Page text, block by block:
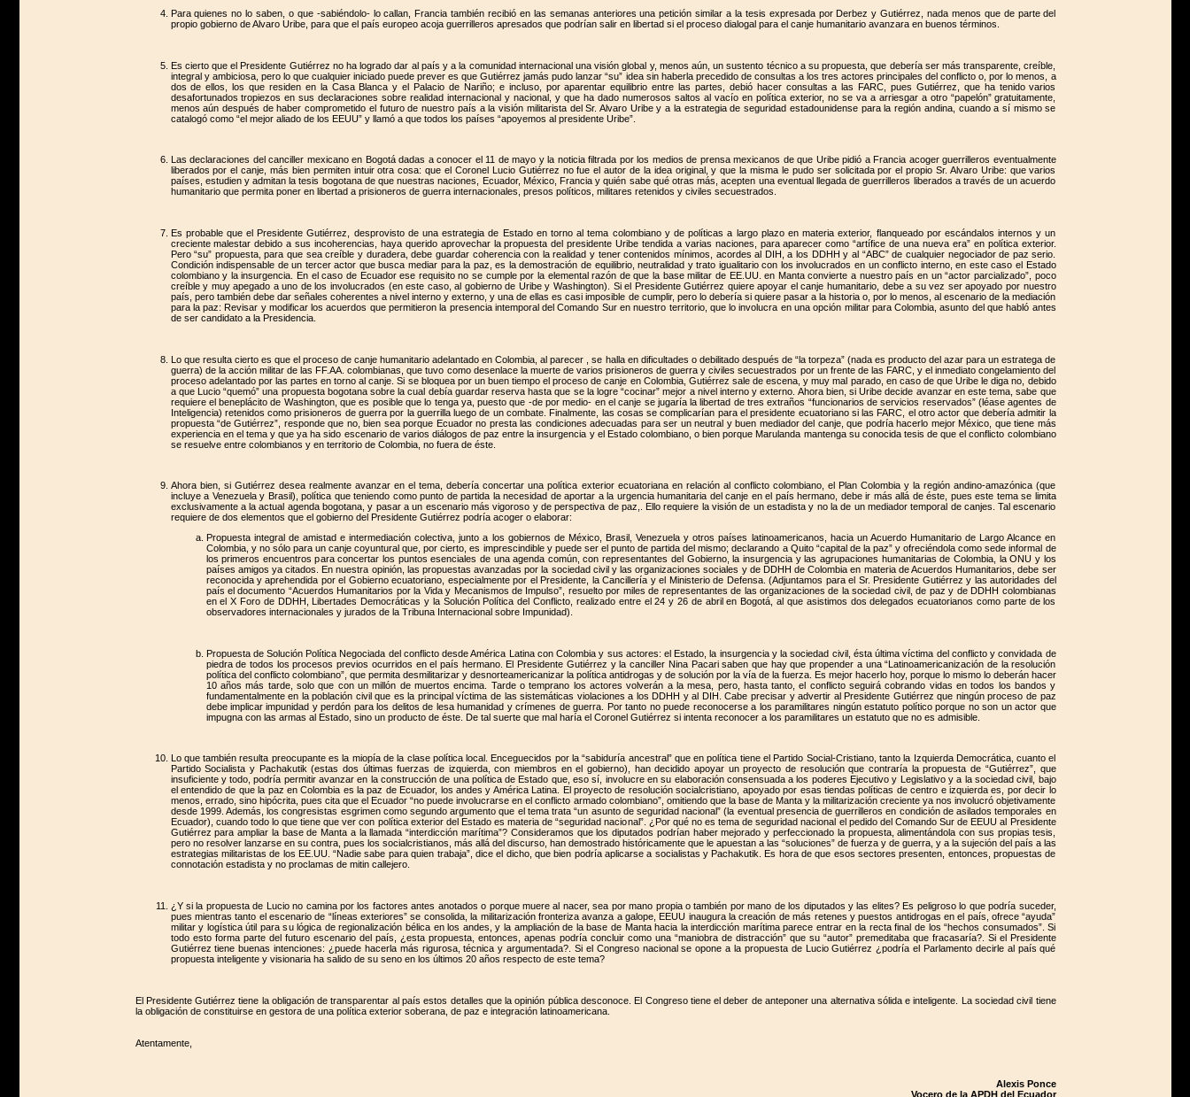
Para quienes no lo saben, o que -sabiéndolo- lo callan, Francia también recibió en las semanas anteriores una petición similar a la tesis expresada por Derbez y Gutiérrez, nada menos que de parte del
propio gobierno de Alvaro Uribe, para que el país europeo acoja guerrilleros apresados que podrían salir en libertad si el proceso dialogal para el canje humanitario avanzara en buenos términos.
Es cierto que el Presidente Gutiérrez no ha logrado dar al país y a la comunidad internacional una visión global y, menos aún, un sustento técnico a su propuesta, que debería ser más transparente, creíble,
integral y ambiciosa, pero lo que cualquier iniciado puede prever es que Gutiérrez jamás pudo lanzar “su” idea sin haberla precedido de consultas a los tres actores principales del conflicto o, por lo menos, a
dos de ellos, los que residen en la Casa Blanca y el Palacio de Nariño; e incluso, por aparentar equilibrio entre las partes, debió hacer consultas a las FARC, pues Gutiérrez, que ha tenido varios
desafortunados tropiezos en sus declaraciones sobre realidad internacional y nacional, y que ha dado numerosos saltos al vacío en política exterior, no se va a arriesgar a otro “papelón” gratuitamente,
menos aún después de haber comprometido el futuro de nuestro país a la visión militarista del Sr. Alvaro Uribe y a la estrategia de seguridad estadounidense para la región andina, cuando a sí mismo se
catalogó como “el mejor aliado de los EEUU” y llamó a que todos los países “apoyemos al presidente Uribe”.
Las declaraciones del canciller mexicano en Bogotá dadas a conocer el 11 de mayo y la noticia filtrada por los medios de prensa mexicanos de que Uribe pidió a Francia acoger guerrilleros eventualmente
liberados por el canje, más bien permiten intuir otra cosa: que el Coronel Lucio Gutiérrez no fue el autor de la idea original, y que la misma le pudo ser solicitada por el propio Sr. Alvaro Uribe: que varios
países, estudien y admitan la tesis bogotana de que nuestras naciones, Ecuador, México, Francia y quién sabe qué otras más, acepten una eventual llegada de guerrilleros liberados a través de un acuerdo
humanitario que permita poner en libertad a prisioneros de guerra internacionales, presos políticos, militares retenidos y civiles secuestrados.
Es probable que el Presidente Gutiérrez, desprovisto de una estrategia de Estado en torno al tema colombiano y de políticas a largo plazo en materia exterior, flanqueado por escándalos internos y un
creciente malestar debido a sus incoherencias, haya querido aprovechar la propuesta del presidente Uribe tendida a varias naciones, para aparecer como “artífice de una nueva era” en política exterior.
Pero “su” propuesta, para que sea creíble y duradera, debe guardar coherencia con la realidad y tener contenidos mínimos, acordes al DIH, a los DDHH y al “ABC” de cualquier negociador de paz serio.
Condición indispensable de un tercer actor que busca mediar para la paz, es la demostración de equilibrio, neutralidad y trato igualitario con los involucrados en un conflicto interno, en este caso el Estado
colombiano y la insurgencia. En el caso de Ecuador ese requisito no se cumple por la elemental razón de que la base militar de EE.UU. en Manta convierte a nuestro país en un “actor parcializado”, poco
creíble y muy apegado a uno de los involucrados (en este caso, al gobierno de Uribe y Washington). Si el Presidente Gutiérrez quiere apoyar el canje humanitario, debe a su vez ser apoyado por nuestro
país, pero también debe dar señales coherentes a nivel interno y externo, y una de ellas es casi imposible de cumplir, pero lo debería si quiere pasar a la historia o, por lo menos, al escenario de la mediación
para la paz: Revisar y modificar los acuerdos que permitieron la presencia intemporal del Comando Sur en nuestro territorio, que lo involucra en una opción militar para Colombia, asunto del que habló antes
de ser candidato a la Presidencia.
Lo que resulta cierto es que el proceso de canje humanitario adelantado en Colombia, al parecer , se halla en dificultades o debilitado después de “la torpeza” (nada es producto del azar para un estratega de
guerra) de la acción militar de las FF.AA. colombianas, que tuvo como desenlace la muerte de varios prisioneros de guerra y civiles secuestrados por un frente de las FARC, y el inmediato congelamiento del
proceso adelantado por las partes en torno al canje. Si se bloquea por un buen tiempo el proceso de canje en Colombia, Gutiérrez sale de escena, y muy mal parado, en caso de que Uribe le diga no, debido
a que Lucio “quemó” una propuesta bogotana sobre la cual debía guardar reserva hasta que se la logre “cocinar” mejor a nivel interno y externo. Ahora bien, si Uribe decide avanzar en este tema, sabe que
requiere el beneplácito de Washington, que es posible que lo tenga ya, puesto que -de por medio- en el canje se jugaría la libertad de tres extraños “funcionarios de servicios reservados” (léase agentes de
Inteligencia) retenidos como prisioneros de guerra por la guerrilla luego de un combate. Finalmente, las cosas se complicarían para el presidente ecuatoriano si las FARC, el otro actor que debería admitir la
propuesta “de Gutiérrez”, responde que no, bien sea porque Ecuador no presta las condiciones adecuadas para ser un neutral y buen mediador del canje, que podría hacerlo mejor México, que tiene más
experiencia en el tema y que ya ha sido escenario de varios diálogos de paz entre la insurgencia y el Estado colombiano, o bien porque Marulanda mantenga su conocida tesis de que el conflicto colombiano
se resuelve entre colombianos y en territorio de Colombia, no fuera de éste.
Ahora bien, si Gutiérrez desea realmente avanzar en el tema, debería concertar una política exterior ecuatoriana en relación al conflicto colombiano, el Plan Colombia y la región andino-amazónica (que
incluye a Venezuela y Brasil), política que teniendo como punto de partida la necesidad de aportar a la urgencia humanitaria del canje en el país hermano, debe ir más allá de éste, pues este tema se limita
exclusivamente a la actual agenda bogotana, y pasar a un escenario más vigoroso y de perspectiva de paz,. Ello requiere la visión de un estadista y no la de un mediador temporal de canjes. Tal escenario
requiere de dos elementos que el gobierno del Presidente Gutiérrez podría acoger o elaborar:
Propuesta integral de amistad e intermediación colectiva, junto a los gobiernos de México, Brasil, Venezuela y otros países latinoamericanos, hacia un Acuerdo Humanitario de Largo Alcance en
Colombia, y no sólo para un canje coyuntural que, por cierto, es imprescindible y puede ser el punto de partida del mismo; declarando a Quito “capital de la paz” y ofreciéndola como sede informal de
los primeros encuentros para concertar los puntos esenciales de una agenda común, con representantes del Gobierno, la insurgencia y las agrupaciones humanitarias de Colombia, la ONU y los
países amigos ya citados. En nuestra opinión, las propuestas avanzadas por la sociedad civil y las organizaciones sociales y de DDHH de Colombia en materia de Acuerdos Humanitarios, debe ser
reconocida y aprehendida por el Gobierno ecuatoriano, especialmente por el Presidente, la Cancillería y el Ministerio de Defensa. (Adjuntamos para el Sr. Presidente Gutiérrez y las autoridades del
país el documento “Acuerdos Humanitarios por la Vida y Mecanismos de Impulso”, resuelto por miles de representantes de las organizaciones de la sociedad civil, de paz y de DDHH colombianas
en el X Foro de DDHH, Libertades Democráticas y la Solución Política del Conflicto, realizado entre el 24 y 26 de abril en Bogotá, al que asistimos dos delegados ecuatorianos como parte de los
observadores internacionales y jurados de la Tribuna Internacional sobre Impunidad).
Propuesta de Solución Política Negociada del conflicto desde América Latina con Colombia y sus actores: el Estado, la insurgencia y la sociedad civil, ésta última víctima del conflicto y convidada de
piedra de todos los procesos previos ocurridos en el país hermano. El Presidente Gutiérrez y la canciller Nina Pacari saben que hay que propender a una “Latinoamericanización de la resolución
política del conflicto colombiano”, que permita desmilitarizar y desnorteamericanizar la política antidrogas y de solución por la vía de la fuerza. Es mejor hacerlo hoy, porque lo mismo lo deberán hacer
10 años más tarde, solo que con un millón de muertos encima. Tarde o temprano los actores volverán a la mesa, pero, hasta tanto, el conflicto seguirá cobrando vidas en todos los bandos y
fundamentalmente en la población civil que es la principal víctima de las sistemáticas violaciones a los DDHH y al DIH. Cabe precisar y advertir al Presidente Gutiérrez que ningún proceso de paz
debe implicar impunidad y perdón para los delitos de lesa humanidad y crímenes de guerra. Por tanto no puede reconocerse a los paramilitares ningún estatuto político porque no son un actor que
impugna con las armas al Estado, sino un producto de éste. De tal suerte que mal haría el Coronel Gutiérrez si intenta reconocer a los paramilitares un estatuto que no es admisible.
Lo que también resulta preocupante es la miopía de la clase política local. Enceguecidos por la “sabiduría ancestral” que en política tiene el Partido Social-Cristiano, tanto la Izquierda Democrática, cuanto el
Partido Socialista y Pachakutik (estas dos últimas fuerzas de izquierda, con miembros en el gobierno), han decidido apoyar un proyecto de resolución que contraría la propuesta de “Gutiérrez”, que
insuficiente y todo, podría permitir avanzar en la construcción de una política de Estado que, eso sí, involucre en su elaboración consensuada a los poderes Ejecutivo y Legislativo y a la sociedad civil, bajo
el entendido de que la paz en Colombia es la paz de Ecuador, los andes y América Latina. El proyecto de resolución socialcristiano, apoyado por esas tiendas políticas de centro e izquierda es, por decir lo
menos, errado, sino hipócrita, pues cita que el Ecuador “no puede involucrarse en el conflicto armado colombiano”, omitiendo que la base de Manta y la militarización creciente ya nos involucró objetivamente
desde 1999. Además, los congresistas esgrimen como segundo argumento que el tema trata “un asunto de seguridad nacional” (la eventual presencia de guerrilleros en condición de asilados temporales en
Ecuador), cuando todo lo que tiene que ver con política exterior del Estado es materia de “seguridad nacional”. ¿Por qué no es tema de seguridad nacional el pedido del Comando Sur de EEUU al Presidente
Gutiérrez para ampliar la base de Manta a la llamada “interdicción marítima”? Consideramos que los diputados podrían haber mejorado y perfeccionado la propuesta, alimentándola con sus propias tesis,
pero no resolver lanzarse en su contra, pues los socialcristianos, más allá del discurso, han demostrado históricamente que le apuestan a las “soluciones” de fuerza y de guerra, y a la sujeción del país a las
estrategias militaristas de los EE.UU. “Nadie sabe para quien trabaja”, dice el dicho, que bien podría aplicarse a socialistas y Pachakutik. Es hora de que esos sectores presenten, entonces, propuestas de
connotación estadista y no proclamas de mitin callejero.
¿Y si la propuesta de Lucio no camina por los factores antes anotados o porque muere al nacer, sea por mano propia o también por mano de los diputados y las elites? Es peligroso lo que podría suceder,
pues mientras tanto el escenario de “líneas exteriores” se consolida, la militarización fronteriza avanza a galope, EEUU inaugura la creación de más retenes y puestos antidrogas en el país, ofrece “ayuda”
militar y logística útil para su lógica de regionalización bélica en los andes, y la ampliación de la base de Manta hacia la interdicción marítima parece entrar en la recta final de los “hechos consumados”. Si
todo esto forma parte del futuro escenario del país, ¿esta propuesta, entonces, apenas podría concluir como una “maniobra de distracción” que su “autor” premeditaba que fracasaría?. Si el Presidente
Gutiérrez tiene buenas intenciones: ¿puede hacerla más rigurosa, técnica y argumentada?. Si el Congreso nacional se opone a la propuesta de Lucio Gutiérrez ¿podría el Parlamento decirle al país qué
propuesta inteligente y visionaria ha salido de su seno en los últimos 20 años respecto de este tema?
El Presidente Gutiérrez tiene la obligación de transparentar al país estos detalles que la opinión pública desconoce. El Congreso tiene el deber de anteponer una alternativa sólida e inteligente. La sociedad civil tiene
la obligación de constituirse en gestora de una política exterior soberana, de paz e integración latinoamericana.
Atentamente,
Alexis Ponce
Vocero de la APDH del Ecuador